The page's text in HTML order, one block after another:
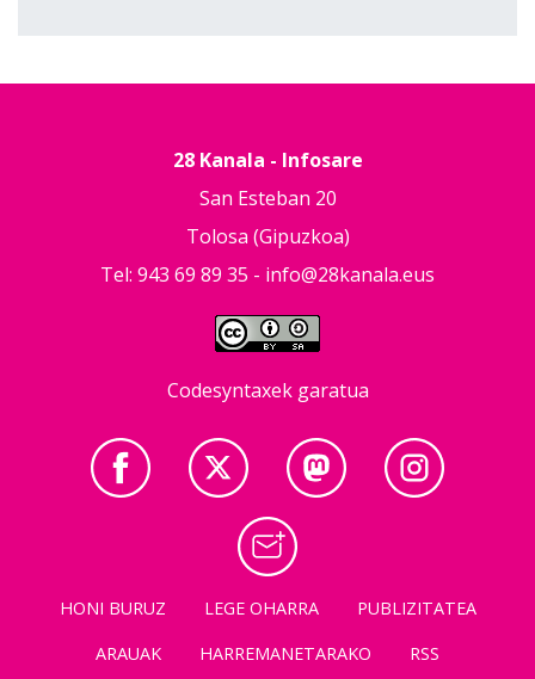
28 Kanala - Infosare
San Esteban 20
Tolosa (Gipuzkoa)
Tel: 943 69 89 35 - info@28kanala.eus
Codesyntaxek garatua
HONI BURUZ LEGE OHARRA
PUBLIZITATEA
ARAUAK
HARREMANETARAKO RSS